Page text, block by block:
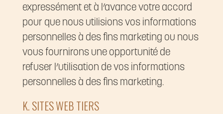
expressément et à l’avance votre accord
pour que nous utilisions vos informations
personnelles à des fins marketing ou nous
vous fournirons une opportunité de
refuser l’utilisation de vos informations
personnelles à des fins marketing.
K. SITES WEB TIERS